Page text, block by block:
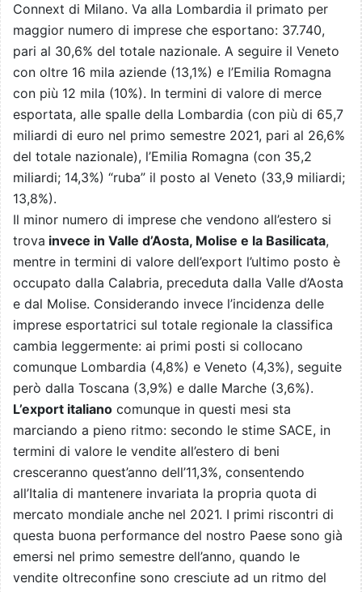
Connext di Milano. Va alla Lombardia il primato per
maggior numero di imprese che esportano: 37.740,
pari al 30,6% del totale nazionale. A seguire il Veneto
con oltre 16 mila aziende (13,1%) e l’Emilia Romagna
con più 12 mila (10%). In termini di valore di merce
esportata, alle spalle della Lombardia (con più di 65,7
miliardi di euro nel primo semestre 2021, pari al 26,6%
del totale nazionale), l’Emilia Romagna (con 35,2
miliardi; 14,3%) “ruba” il posto al Veneto (33,9 miliardi;
13,8%).
Il minor numero di imprese che vendono all’estero si
trova invece in Valle d’Aosta, Molise e la Basilicata,
mentre in termini di valore dell’export l’ultimo posto è
occupato dalla Calabria, preceduta dalla Valle d’Aosta
e dal Molise. Considerando invece l’incidenza delle
imprese esportatrici sul totale regionale la classifica
cambia leggermente: ai primi posti si collocano
comunque Lombardia (4,8%) e Veneto (4,3%), seguite
però dalla Toscana (3,9%) e dalle Marche (3,6%).
L’export italiano comunque in questi mesi sta
marciando a pieno ritmo: secondo le stime SACE, in
termini di valore le vendite all’estero di beni
cresceranno quest’anno dell’11,3%, consentendo
all’Italia di mantenere invariata la propria quota di
mercato mondiale anche nel 2021. I primi riscontri di
questa buona performance del nostro Paese sono già
emersi nel primo semestre dell’anno, quando le
vendite oltreconfine sono cresciute ad un ritmo del